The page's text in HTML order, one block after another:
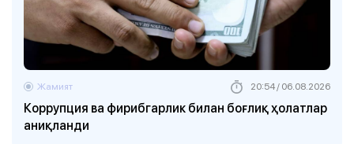
Коррупция ва фирибгарлик билан боғлиқ ҳолатлар
аниқланди
Жамият 20:54 / 06.08.2026